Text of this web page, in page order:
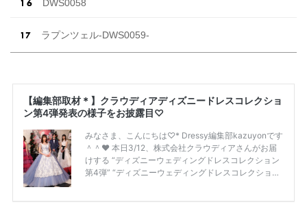
DWS0058
ラプンツェル-DWS0059-